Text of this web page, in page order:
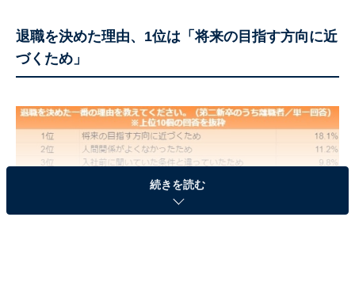
退職を決めた理由、1位は「将来の目指す方向に近
づくため」
第二新卒者が「退職を決めた理由」TOP3
第二新卒として転職活動を行う人のうち、退職を決めた
続きを読む